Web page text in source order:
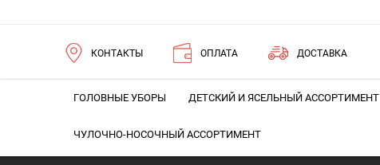
КОНТАКТЫ ОПЛАТА ДОСТАВКА
ГОЛОВНЫЕ УБОРЫ ДЕТСКИЙ И ЯСЕЛЬНЫЙ АССОРТИМЕНТ
ЧУЛОЧНО-НОСОЧНЫЙ АССОРТИМЕНТ